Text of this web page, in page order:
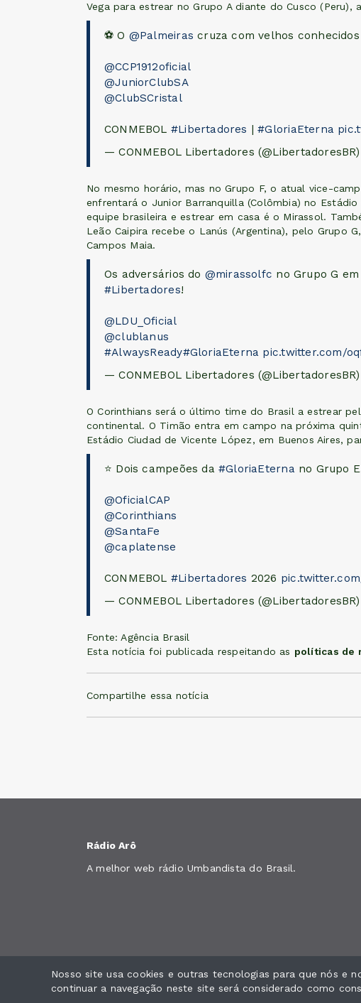
Vega para estrear no Grupo A diante do Cusco (Peru),
⚽ O @Palmeiras cruza com velhos
@CCP1912oficial
@JuniorClubSA
@ClubSCristal
CONMEBOL #Libertadores |#GloriaEterna
— CONMEBOL Libertadores (@LibertadoresBR)
No mesmo horário, mas no Grupo F, o atual vice-
enfrentará o Junior Barranquilla (Colômbia) no
equipe brasileira e estrear em casa é o Mirassol.
Leão Caipira recebe o Lanús (Argentina), pelo Grupo
Campos Maia.
Os adversários do @mirassolfc no Grupo G
#Libertadores!
@LDU_Oficial
@clublanus
#AlwaysReady#GloriaEterna pic.twitter.com/
— CONMEBOL Libertadores (@LibertadoresBR)
O Corinthians será o último time do Brasil a estrear
continental. O Timão entra em campo na próxima
Estádio Ciudad de Vicente López, em Buenos Aires,
⭐ Dois campeões da #GloriaEternano Grupo
@OficialCAP
@Corinthians
@SantaFe
@caplatense
CONMEBOL #Libertadores 2026
— CONMEBOL Libertadores (@LibertadoresBR)
Fonte: Agência Brasil
Esta notícia foi publicada respeitando as políticas de
Compartilhe essa notícia
Rádio Arô
A melhor web rádio Umbandista do Brasil.
Tenda Umbandista Caboclo Jundiara - Todos os direitos reservados.
Nosso site usa cookies e outras tecnologias para que nós e
continuar a navegação neste site será considerado como